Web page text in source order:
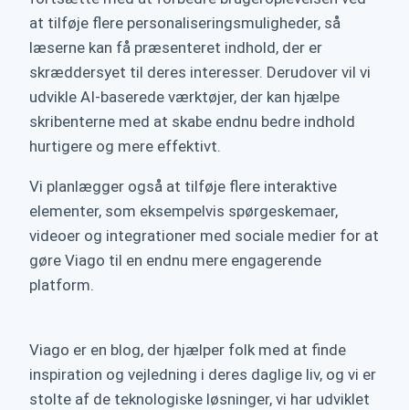
at tilføje flere personaliseringsmuligheder, så
læserne kan få præsenteret indhold, der er
skræddersyet til deres interesser. Derudover vil vi
udvikle AI-baserede værktøjer, der kan hjælpe
skribenterne med at skabe endnu bedre indhold
hurtigere og mere effektivt.
Vi planlægger også at tilføje flere interaktive
elementer, som eksempelvis spørgeskemaer,
videoer og integrationer med sociale medier for at
gøre Viago til en endnu mere engagerende
platform.
Viago er en blog, der hjælper folk med at finde
inspiration og vejledning i deres daglige liv, og vi er
stolte af de teknologiske løsninger, vi har udviklet